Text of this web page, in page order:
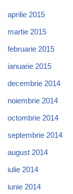
aprilie 2015
martie 2015
februarie 2015
ianuarie 2015
decembrie 2014
noiembrie 2014
octombrie 2014
septembrie 2014
august 2014
iulie 2014
iunie 2014